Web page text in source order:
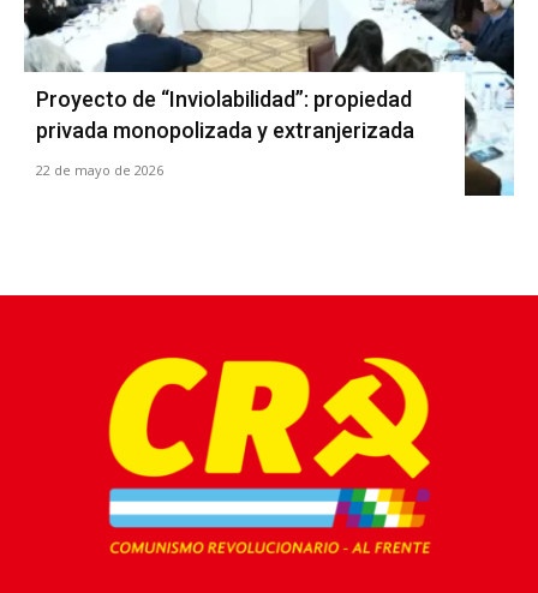
Proyecto de “Inviolabilidad”: propiedad
privada monopolizada y extranjerizada
22 de mayo de 2026